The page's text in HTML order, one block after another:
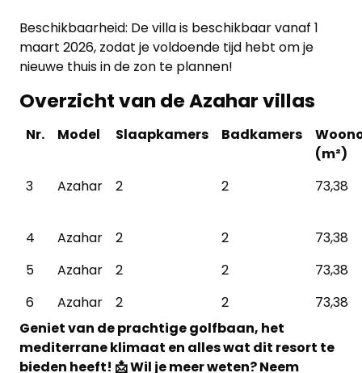
Beschikbaarheid: De villa is beschikbaar vanaf 1
maart 2026, zodat je voldoende tijd hebt om je
nieuwe thuis in de zon te plannen!
Overzicht van de Azahar villas
Nr. Model Slaapkamers Badkamers
(m²)
3
Azahar 2 2 73,38
4 Azahar 2 2
73,38
5
Azahar 2 2
73,38
6
Azahar 2 2
73,38
Geniet van de prachtige golfbaan, het
mediterrane klimaat en alles wat dit resort te
bieden heeft! 📩 Wil je meer weten? Neem